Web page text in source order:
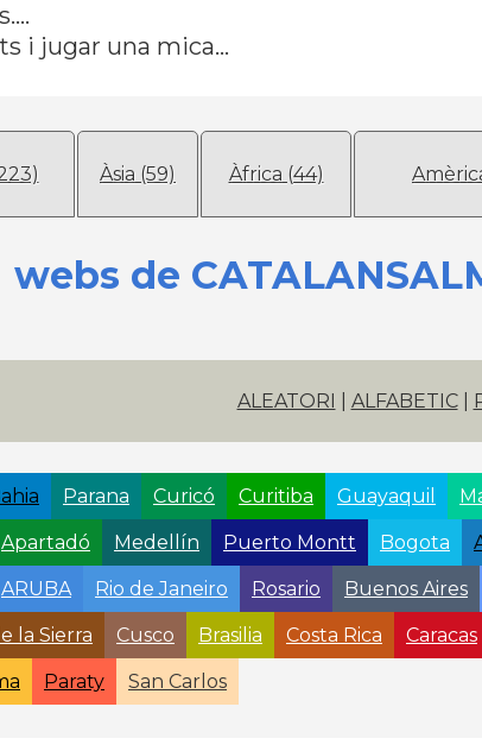
i jugar una mica...
Àsia (59) Àfrica (44)
webs de
ALEATORI ALFABETIC|
Parana Curicó Curitiba Guayaquil
Apartadó Medellín Puerto Montt Bogota
ARUBA Rio de Janeiro Rosario Buenos Aires
la Sierra Cusco Brasilia Costa Rica Caracas
Paraty San Carlos